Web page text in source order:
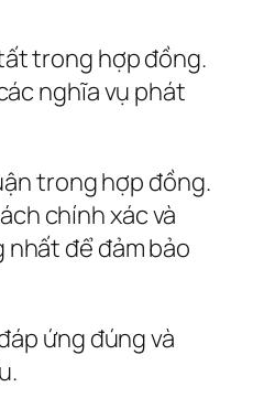
trong hợp đồng.
nghĩa vụ phát
trong hợp đồng.
chính xác và
để đảm bảo
ứng đúng và